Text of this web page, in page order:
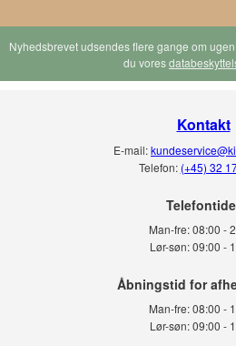
Nyhedsbrevet udsendes flere gange om
du vores
Kontakt
E-mail:
Telefon: (+45) 32
Man-fre:08:00 -
Lør-søn: 09:00 -
Man-fre:08:00 -
Lør-søn:09:00 -